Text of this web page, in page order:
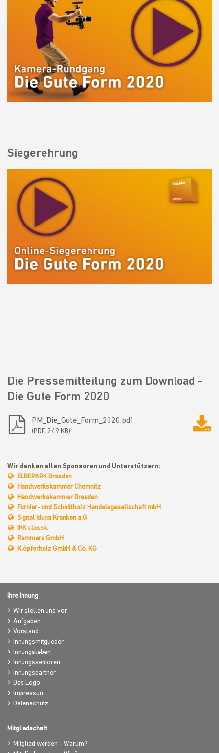
Siegerehrung
Die Pressemitteilung zum Download -
Die Gute Form 2020
PM_Die_Gute_Form_2020.pdf
PDF, 249 KB
Wir danken allen Sponsoren und Unterstützern:
ELBEPARK Dresden
Handwerkskammer Chemnitz
Handwerkskammer Dresden
Furnier- und Schnittholz Handelsgesellschaft mbH
Signal Iduna Kranken a.G.
IKK classic
Remmers GmbH
Klöpferholz GmbH & Co. KG
Ihre Innung
Wir stellen uns vor
Aufgaben
Vorstand
Innungsmitglieder
Innungsleben
Innungssenioren
Innungspartner
Das Logo
Impressum
Datenschutz
Mitgliedschaft
Mitglied werden - Warum?